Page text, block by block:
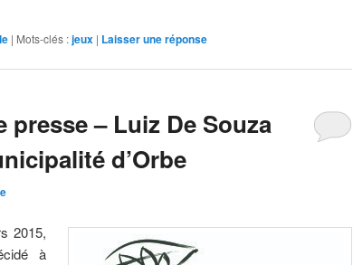
| Mots-clés :jeux | Laisser une réponse
presse – Luiz De Souza
d’Orbe
2015,
à